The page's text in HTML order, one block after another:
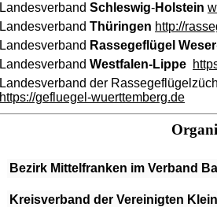
Landesverband Schleswig-Holstein
Landesverband Thüringen http://
Landesverband Rassegeflügel Weser
Landesverband Westfalen-Lippe
Landesverband der
https://gefluegel-wuerttemberg.de
Bezirk Mittelfranken im Verband
Kreisverband der Vereinigten